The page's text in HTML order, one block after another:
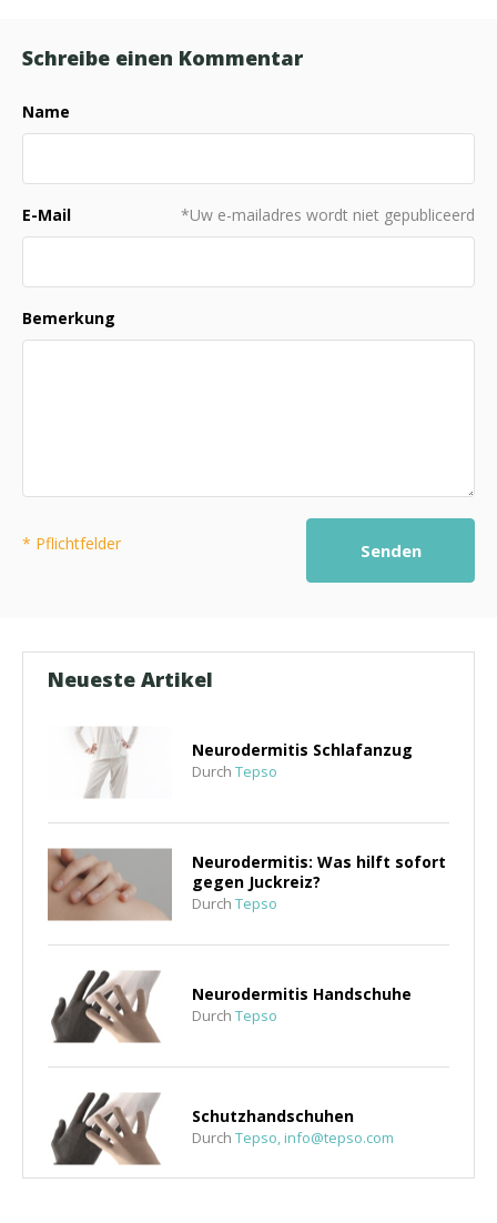
Schreibe einen Kommentar
Name
E-Mail *Uw e-mailadres wordt niet gepubliceerd
Bemerkung
* Pflichtfelder Senden
Neueste Artikel
Neurodermitis Schlafanzug
Durch Tepso
Neurodermitis: Was hilft sofort
gegen Juckreiz?
Durch Tepso
Neurodermitis Handschuhe
Durch Tepso
Schutzhandschuhen
Durch Tepso,info@tepso.com